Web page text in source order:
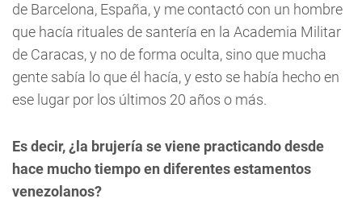
de Barcelona, España, y me contactó con un hombre
que hacía rituales de santería en la Academia Militar
de Caracas, y no de forma oculta, sino que mucha
gente sabía lo que él hacía, y esto se había hecho en
ese lugar por los últimos 20 años o más.
Es decir, ¿la brujería se viene practicando desde
hace mucho tiempo en diferentes estamentos
venezolanos?